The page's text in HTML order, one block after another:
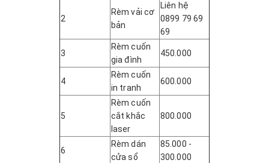
2
Rèm vải cơ
bản
Liên hệ
0899 79 69
69
3
Rèm cuốn
gia đình
450.000
4
Rèm cuốn
in tranh
600.000
5
Rèm cuốn
cắt khắc
laser
800.000
6
Rèm dán
cửa sổ
85.000 -
300.000